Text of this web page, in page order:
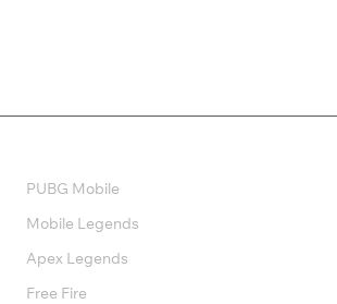
PUBG Mobile
Mobile Legends
Apex Legends
Free Fire